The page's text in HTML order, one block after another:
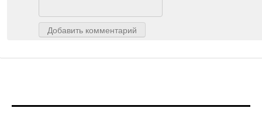
Добавить комментарий